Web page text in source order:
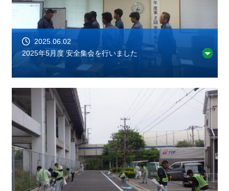
2025.06.02
2025年5月度 安全集会を行いました